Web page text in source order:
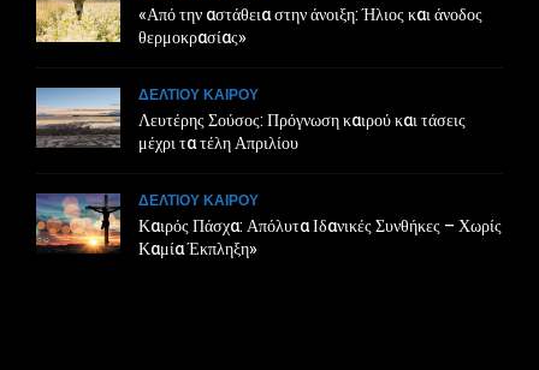
«Από την αστάθεια στην άνοιξη: Ήλιος και άνοδος
θερμοκρασίας»
ΔΕΛΤΙΟΥ ΚΑΙΡΟΥ
Λευτέρης Σούσος: Πρόγνωση καιρού και τάσεις
μέχρι τα τέλη Απριλίου
ΔΕΛΤΙΟΥ ΚΑΙΡΟΥ
Καιρός Πάσχα: Απόλυτα Ιδανικές Συνθήκες – Χωρίς
Καμία Έκπληξη»